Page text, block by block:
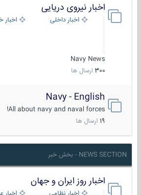
اخبار نیروی دریایی
اخبار داخلی اخبار
Navy News
300 ارسال ها
Navy - English
All about navy and naval forces!
ارسال ها
NEWS SECTION - بخش خبر
اخبار روز ایران و جهان